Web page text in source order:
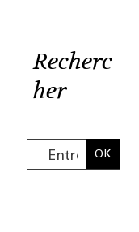
Recherc
her